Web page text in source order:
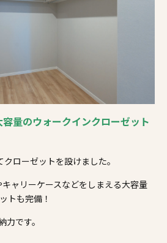
量のウォークインクローゼット
ローゼットを設けました。
ャリーケースなどをしまえる大容量
トも完備！
です。